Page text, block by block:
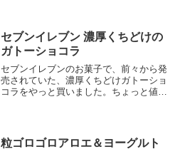
セブンイレブン 濃厚くちどけの
ガトーショコラ
セブンイレブンのお菓子で、前々から発
売されていた、濃厚くちどけガトーショ
コラをやっと買いました。ちょっと値段
すよね。濃厚くちどけのガ...
粒ゴロゴロアロエ＆ヨーグルト